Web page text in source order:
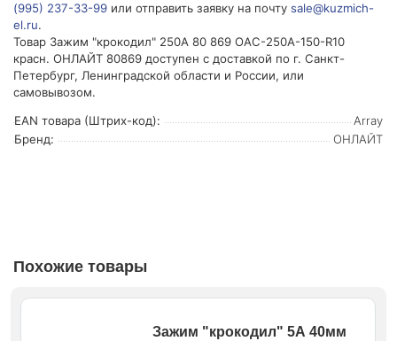
(995) 237-33-99 или отправить заявку на почту sale@kuzmich-
el.ru.
Товар Зажим "крокодил" 250А 80 869 OAC-250A-150-R10
красн. ОНЛАЙТ 80869 доступен с доставкой по г. Санкт-
Петербург, Ленинградской области и России, или
самовывозом.
EAN товара (Штрих-код):
Array
Бренд:
ОНЛАЙТ
Похожие товары
Зажим "крокодил" 5А 40мм